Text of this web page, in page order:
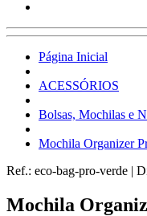
Página Inicial
ACESSÓRIOS
Bolsas, Mochilas e
Mochila Organizer
Ref.: eco-bag-pro-verde |
Mochila